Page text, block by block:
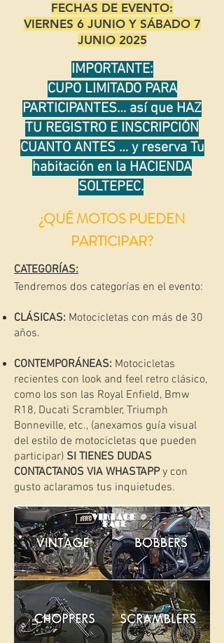
FECHAS DE EVENTO:
VIERNES 6 JUNIO Y SÁBADO 7
JUNIO 2025
IMPORTANTE:
CUPO LIMITADO PARA
PARTICIPANTES… así que HAZ
TU REGISTRO E INSCRIPCIÓN
CUANTO ANTES … y reserva Tu
habitación en la HACIENDA
SOLTEPEC.
¿QUÉ MOTOS PUEDEN
PARTICIPAR?
CATEGORÍAS:
Tendremos dos categorías en el evento:
CLÁSICAS: Motocicletas con más de 30
años.
CONTEMPORÁNEAS: Motocicletas
recientes con look and feel retro clásico,
como los son las Royal Enfield, Bmw
R18, Ducati Scrambler, Triumph
Bonneville, etc., (anexamos guía visual
del estilo de motocicletas que pueden
participar) SI TIENES DUDAS
CONTACTANOS VIA WHASTAPPy con
gusto aclaramos tus inquietudes.